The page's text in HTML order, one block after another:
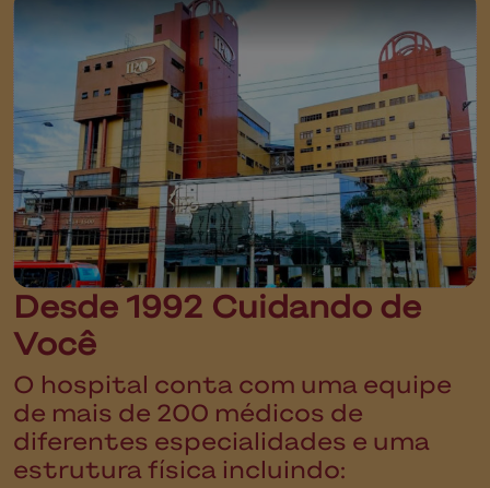
Desde 1992 Cuidando de
Você
O hospital conta com uma equipe
de mais de 200 médicos de
diferentes especialidades e uma
estrutura física incluindo: